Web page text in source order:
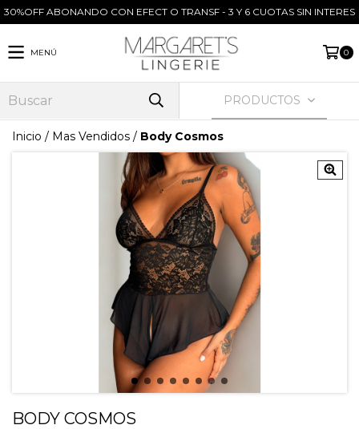
30%OFF ABONANDO CON EFECT O TRANSF - 3 Y 6 CUOTAS SIN INTERES
MENÚ 0
PRODUCTOS
Inicio / Mas Vendidos / Body Cosmos
BODY COSMOS